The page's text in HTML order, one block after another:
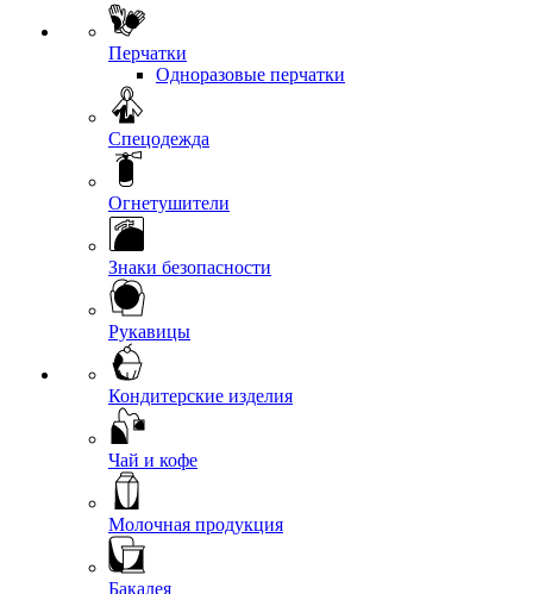
Перчатки
Одноразовые перчатки
Спецодежда
Огнетушители
Знаки безопасности
Рукавицы
Кондитерские изделия
Чай и кофе
Молочная продукция
Бакалея